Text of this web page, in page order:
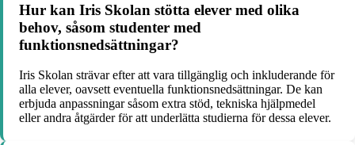
Hur kan Iris Skolan stötta elever med olika
behov, såsom studenter med
funktionsnedsättningar?
Iris Skolan strävar efter att vara tillgänglig och inkluderande för
alla elever, oavsett eventuella funktionsnedsättningar. De kan
erbjuda anpassningar såsom extra stöd, tekniska hjälpmedel
eller andra åtgärder för att underlätta studierna för dessa elever.